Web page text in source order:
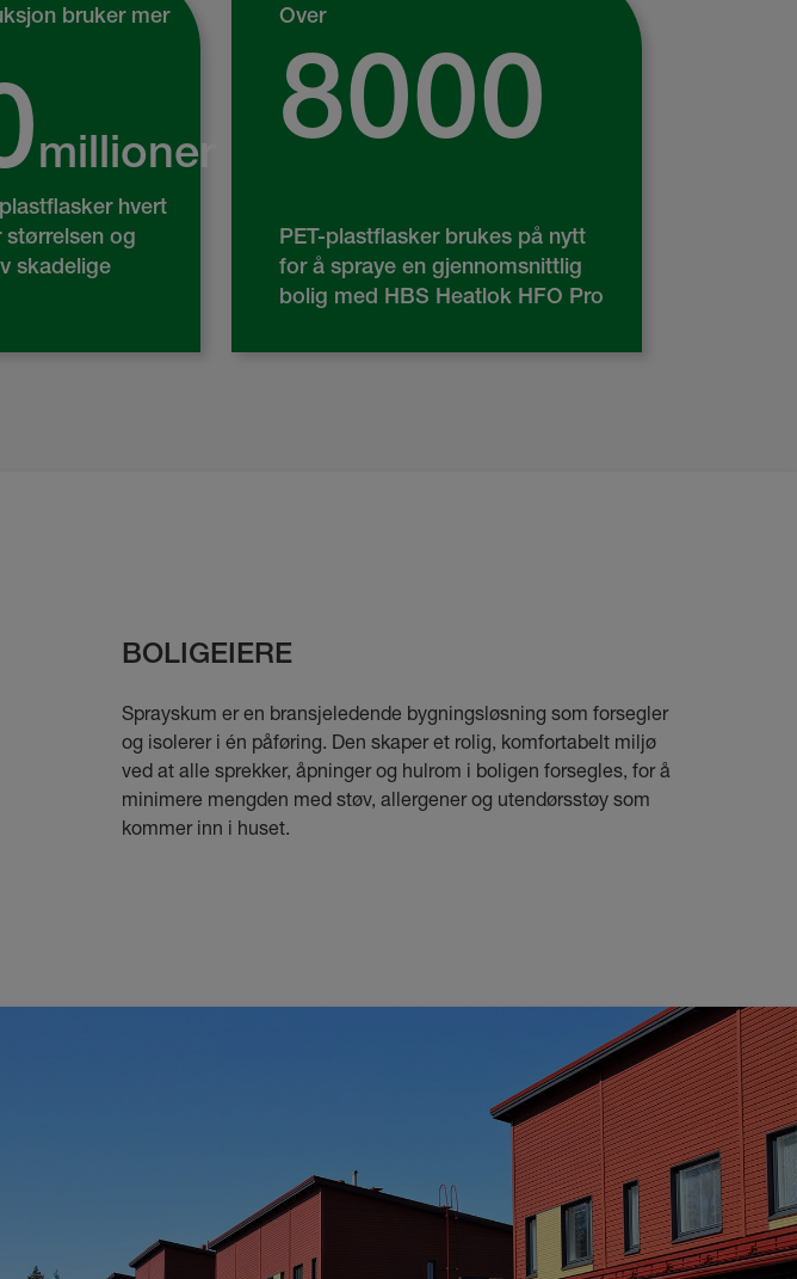
bruker mer
millioner
hvert
størrelsen og
skadelige
Over
8000
PET-plastflasker brukes på nytt
for å spraye en gjennomsnittlig
bolig med HBS Heatlok HFO Pro
BOLIGEIERE
Sprayskum er en bransjeledende bygningsløsning som forsegler
og isolerer i én påføring. Den skaper et rolig, komfortabelt miljø
ved at alle sprekker, åpninger og hulrom i boligen forsegles, for å
minimere mengden med støv, allergener og utendørsstøy som
kommer inn i huset.